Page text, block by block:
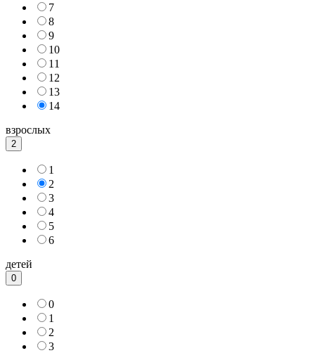
7
8
9
10
11
12
13
14
взрослых
2
1
2
3
4
5
6
детей
0
0
1
2
3